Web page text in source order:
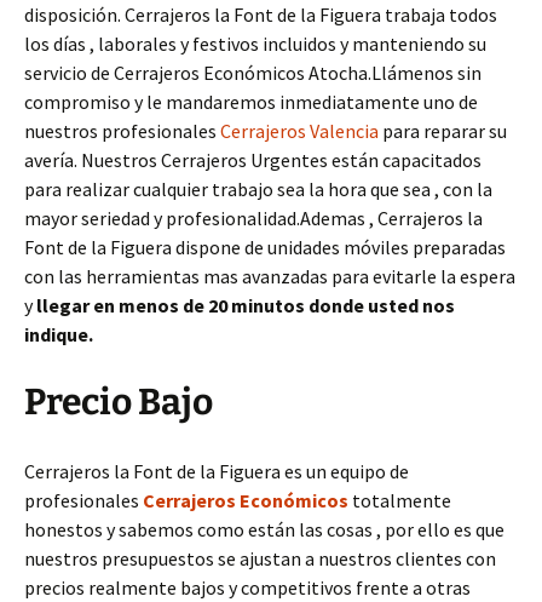
disposición. Cerrajeros la Font de la Figuera trabaja todos
los días , laborales y festivos incluidos y manteniendo su
servicio de Cerrajeros Económicos Atocha.Llámenos sin
compromiso y le mandaremos inmediatamente uno de
nuestros profesionales Cerrajeros Valencia para reparar su
avería. Nuestros Cerrajeros Urgentes están capacitados
para realizar cualquier trabajo sea la hora que sea , con la
mayor seriedad y profesionalidad.Ademas , Cerrajeros la
Font de la Figuera dispone de unidades móviles preparadas
con las herramientas mas avanzadas para evitarle la espera
yllegar en menos de 20 minutos donde usted nos
indique.
Precio Bajo
Cerrajeros la Font de la Figuera es un equipo de
profesionales Cerrajeros Económicos totalmente
honestos y sabemos como están las cosas , por ello es que
nuestros presupuestos se ajustan a nuestros clientes con
precios realmente bajos y competitivos frente a otras